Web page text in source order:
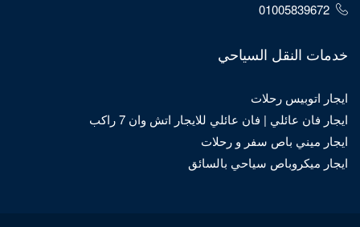
01005839672
خدمات النقل السياحي
ايجار اتوبيس رحلات
ايجار فان عائلي | فان عائلي للايجار اتش وان 7 راكب
ايجار ميني باص سفر و رحلات
ايجار ميكروباص سياحي بالسائق